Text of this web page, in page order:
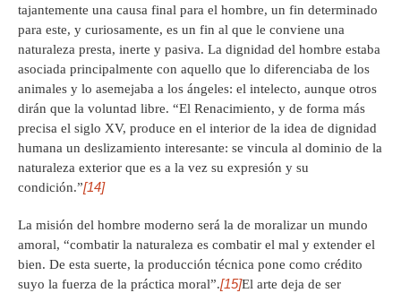
tajantemente una causa final para el hombre, un fin determinado
para este, y curiosamente, es un fin al que le conviene una
naturaleza presta, inerte y pasiva. La dignidad del hombre estaba
asociada principalmente con aquello que lo diferenciaba de los
animales y lo asemejaba a los ángeles: el intelecto, aunque otros
dirán que la voluntad libre. “El Renacimiento, y de forma más
precisa el siglo XV, produce en el interior de la idea de dignidad
humana un deslizamiento interesante: se vincula al dominio de la
naturaleza exterior que es a la vez su expresión y su
condición.”[14]
La misión del hombre moderno será la de moralizar un mundo
amoral, “combatir la naturaleza es combatir el mal y extender el
bien. De esta suerte, la producción técnica pone como crédito
suyo la fuerza de la práctica moral”.[15]El arte deja de ser